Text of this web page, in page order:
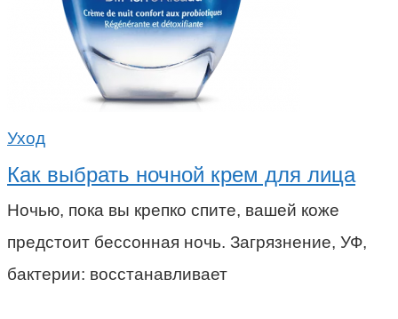
Уход
Как выбрать ночной крем для лица
Ночью, пока вы крепко спите, вашей коже
предстоит бессонная ночь. Загрязнение, УФ,
бактерии: восстанавливает